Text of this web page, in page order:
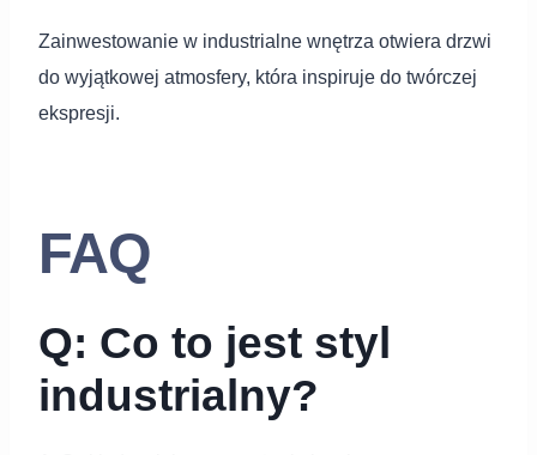
Zainwestowanie w industrialne wnętrza otwiera drzwi
do wyjątkowej atmosfery, która inspiruje do twórczej
ekspresji.
FAQ
Q: Co to jest styl
industrialny?